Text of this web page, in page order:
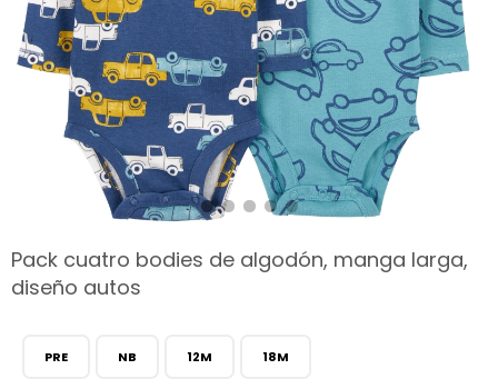
Pack cuatro bodies de algodón, manga larga,
diseño autos
PRE NB 12M 18M
hop